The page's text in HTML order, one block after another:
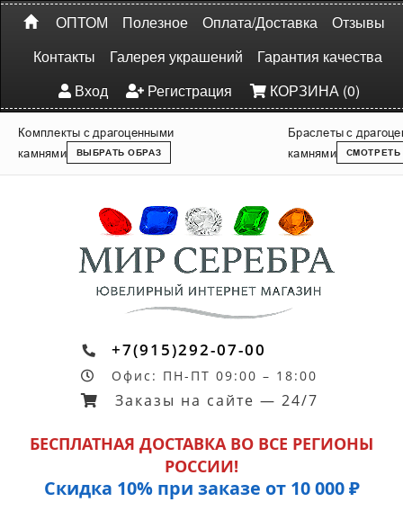
ОПТОМ Полезное Оплата/Доставка
Отзывы
Контакты
Галерея украшений
Гарантия качества
Вход
Регистрация КОРЗИНА (0)
Комплекты с драгоценными
камнями
ВЫБРАТЬ ОБРАЗ
Браслеты с
камнями
СМОТРЕТЬ
+7(915)292-07-00
Офис: ПН-ПТ 09:00 – 18:00
Заказы на сайте — 24/7
БЕСПЛАТНАЯ ДОСТАВКА ВО ВСЕ РЕГИОНЫ
РОССИИ!
Скидка 10% при заказе от 10 000 ₽